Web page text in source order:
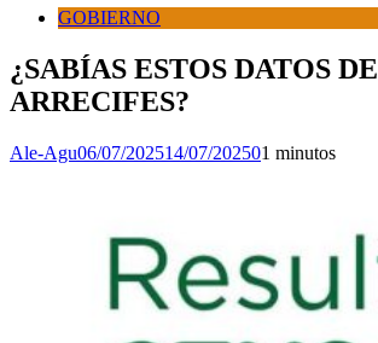
GOBIERNO
¿SABÍAS ESTOS DATOS DE
ARRECIFES?
Ale-Agu06/07/202514/07/202501 minutos